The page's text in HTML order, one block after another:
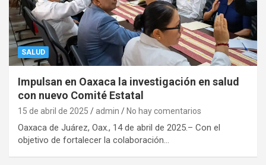
SALUD
Impulsan en Oaxaca la investigación en salud
con nuevo Comité Estatal
15 de abril de 2025 admin No hay comentarios
Oaxaca de Juárez, Oax., 14 de abril de 2025.– Con el
objetivo de fortalecer la colaboración…